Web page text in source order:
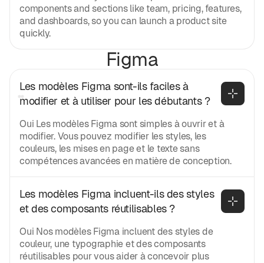
components and sections like team, pricing, features,
and dashboards, so you can launch a product site
quickly.
Figma
Les modèles Figma sont-ils faciles à
modifier et à utiliser pour les débutants ?
Oui Les modèles Figma sont simples à ouvrir et à
modifier. Vous pouvez modifier les styles, les
couleurs, les mises en page et le texte sans
compétences avancées en matière de conception.
Les modèles Figma incluent-ils des styles
et des composants réutilisables ?
Oui Nos modèles Figma incluent des styles de
couleur, une typographie et des composants
réutilisables pour vous aider à concevoir plus